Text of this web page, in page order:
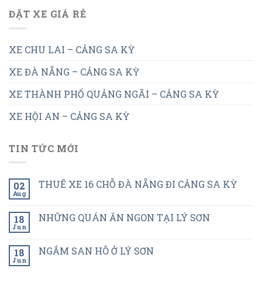
ĐẶT XE GIÁ RẺ
XE CHU LAI – CẢNG SA KỲ
XE ĐÀ NẴNG – CẢNG SA KỲ
XE THÀNH PHỐ QUẢNG NGÃI – CẢNG SA KỲ
XE HỘI AN – CẢNG SA KỲ
TIN TỨC MỚI
02
Aug
THUÊ XE 16 CHỖ ĐÀ NẴNG ĐI CẢNG SA KỲ
18
Jun
NHỮNG QUÁN ĂN NGON TẠI LÝ SƠN
18
Jun
NGẮM SAN HÔ Ở LÝ SƠN